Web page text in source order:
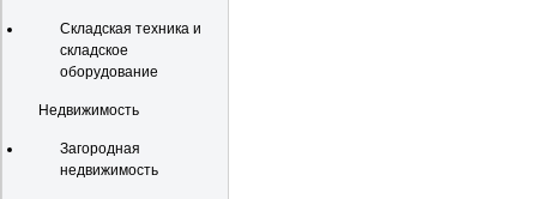
Складская техника и
складское
оборудование
Недвижимость
Загородная
недвижимость